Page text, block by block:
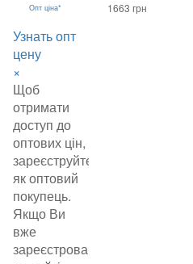
Опт ціна*
Узнать опт
цену
×
Щоб
отримати
доступ до
оптових цін,
зареєструйтеся
як оптовий
покупець.
Якщо Ви
вже
зареєстровані
1663 грн